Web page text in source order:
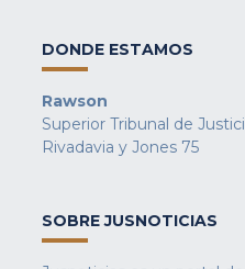
DONDE ESTAMOS
Rawson
Superior Tribunal de
Rivadavia y Jones 75
SOBRE JUSNOTICIAS